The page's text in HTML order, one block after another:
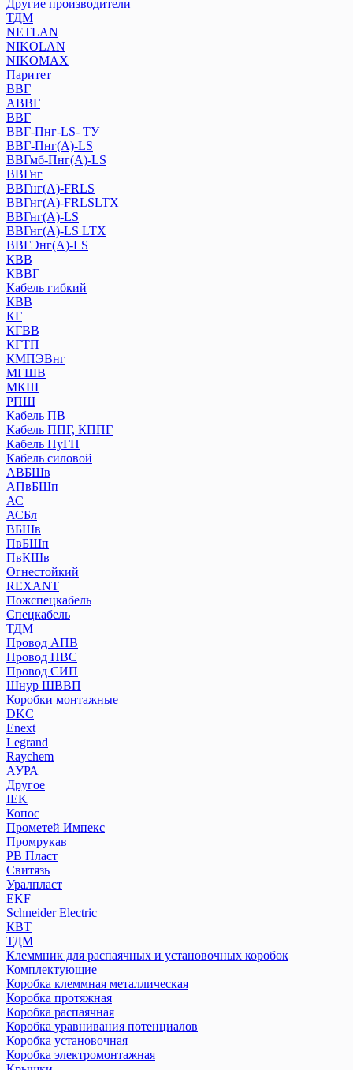
Другие производители
ТДМ
NETLAN
NIKOLAN
NIKOMAX
Паритет
ВВГ
АВВГ
ВВГ
ВВГ-Пнг-LS- ТУ
ВВГ-Пнг(А)-LS
ВВГмб-Пнг(А)-LS
ВВГнг
ВВГнг(А)-FRLS
ВВГнг(А)-FRLSLTX
ВВГнг(А)-LS
ВВГнг(А)-LS LTХ
ВВГЭнг(А)-LS
КВВ
КВВГ
Кабель гибкий
КВВ
КГ
КГВВ
КГТП
КМПЭВнг
МГШВ
МКШ
РПШ
Кабель ПВ
Кабель ППГ, КППГ
Кабель ПуГП
Кабель силовой
АВБШв
АПвБШп
АС
АСБл
ВБШв
ПвБШп
ПвКШв
Огнестойкий
REXANT
Пожспецкабель
Спецкабель
ТДМ
Провод АПВ
Провод ПВС
Провод СИП
Шнур ШВВП
Коробки монтажные
DKC
Enext
Legrand
Raychem
АУРА
Другое
IEK
Копос
Прометей Импекс
Промрукав
РВ Пласт
Свитязь
Уралпласт
EKF
Schneider Electric
КВТ
ТДМ
Клеммник для распаячных и установочных коробок
Комплектующие
Коробка клеммная металлическая
Коробка протяжная
Коробка распаячная
Коробка уравнивания потенциалов
Коробка установочная
Коробка электромонтажная